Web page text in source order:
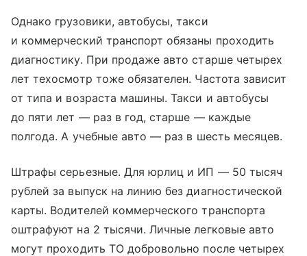
Однако грузовики, автобусы, такси
и коммерческий транспорт обязаны проходить
диагностику. При продаже авто старше четырех
лет техосмотр тоже обязателен. Частота зависит
от типа и возраста машины. Такси и автобусы
до пяти лет — раз в год, старше — каждые
полгода. А учебные авто — раз в шесть месяцев.
Штрафы серьезные. Для юрлиц и ИП — 50 тысяч
рублей за выпуск на линию без диагностической
карты. Водителей коммерческого транспорта
оштрафуют на 2 тысячи. Личные легковые авто
могут проходить ТО добровольно после четырех